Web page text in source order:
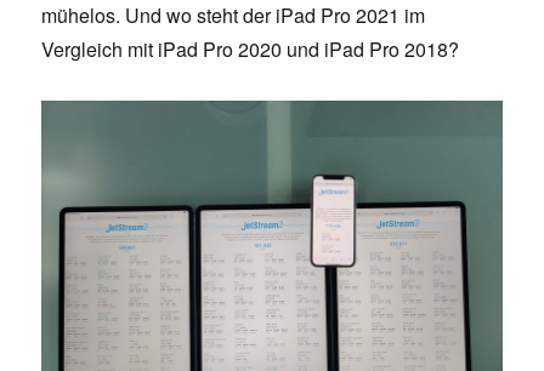
mühelos. Und wo steht der iPad Pro 2021 im
Vergleich mit iPad Pro 2020 und iPad Pro 2018?